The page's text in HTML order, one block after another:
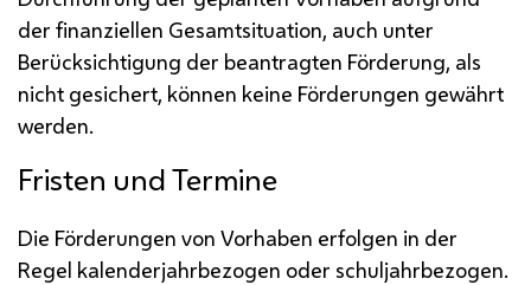
der finanziellen Gesamtsituation, auch unter
Berücksichtigung der beantragten Förderung, als
nicht gesichert, können keine Förderungen gewährt
werden.
Fristen und Termine
Die Förderungen von Vorhaben erfolgen in der
Regel kalenderjahrbezogen oder schuljahrbezogen.